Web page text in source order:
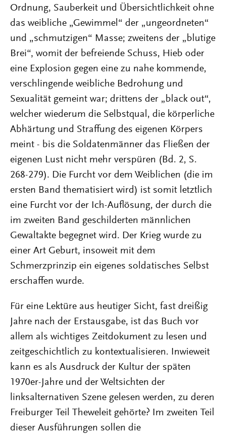
Ordnung, Sauberkeit und Übersichtlichkeit ohne
das weibliche „Gewimmel“ der „ungeordneten“
und „schmutzigen“ Masse; zweitens der „blutige
Brei“, womit der befreiende Schuss, Hieb oder
eine Explosion gegen eine zu nahe kommende,
verschlingende weibliche Bedrohung und
Sexualität gemeint war; drittens der „black out“,
welcher wiederum die Selbstqual, die körperliche
Abhärtung und Straffung des eigenen Körpers
meint - bis die Soldatenmänner das Fließen der
eigenen Lust nicht mehr verspüren (Bd. 2, S.
268-279). Die Furcht vor dem Weiblichen (die im
ersten Band thematisiert wird) ist somit letztlich
eine Furcht vor der Ich-Auflösung, der durch die
im zweiten Band geschilderten männlichen
Gewaltakte begegnet wird. Der Krieg wurde zu
einer Art Geburt, insoweit mit dem
Schmerzprinzip ein eigenes soldatisches Selbst
erschaffen wurde.
Für eine Lektüre aus heutiger Sicht, fast dreißig
Jahre nach der Erstausgabe, ist das Buch vor
allem als wichtiges Zeitdokument zu lesen und
zeitgeschichtlich zu kontextualisieren. Inwieweit
kann es als Ausdruck der Kultur der späten
1970er-Jahre und der Weltsichten der
linksalternativen Szene gelesen werden, zu deren
Freiburger Teil Theweleit gehörte? Im zweiten Teil
dieser Ausführungen sollen die